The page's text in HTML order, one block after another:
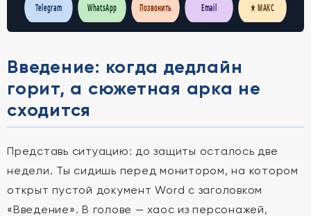
Telegram WhatsApp Позвонить Email ★ МАКС
Введение: когда дедлайн
горит, а сюжетная арка не
сходится
Представь ситуацию: до защиты осталось две
недели. Ты сидишь перед монитором, на котором
открыт пустой документ Word с заголовком
«Введение». В голове — хаос из персонажей,